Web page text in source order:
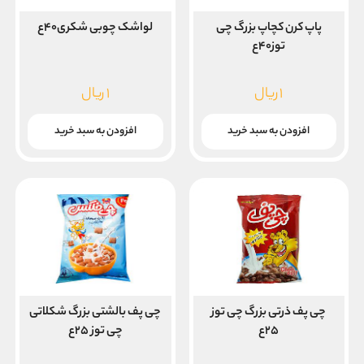
پاپ کرن کچاپ بزرگ چی
توز۴۰ع
۱ریال
افزودن به سبد خرید
لواشک چوبی شکری۴۰ع
۱ریال
افزودن به سبد خرید
چی پف ذرتی بزرگ چی توز
۲۵ع
چی پف بالشتی بزرگ شکلاتی
چی توز ۲۵ع